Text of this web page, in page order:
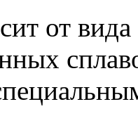
от